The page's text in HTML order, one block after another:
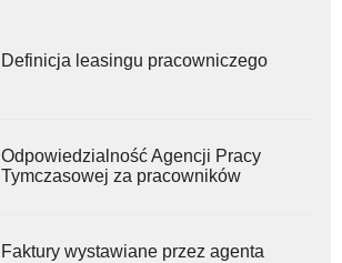
Definicja leasingu pracowniczego
Odpowiedzialność Agencji Pracy
Tymczasowej za pracowników
Faktury wystawiane przez agenta